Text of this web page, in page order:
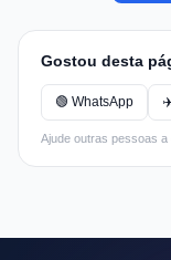
Gostou desta
🟢 WhatsApp
Ajude outras pessoas a